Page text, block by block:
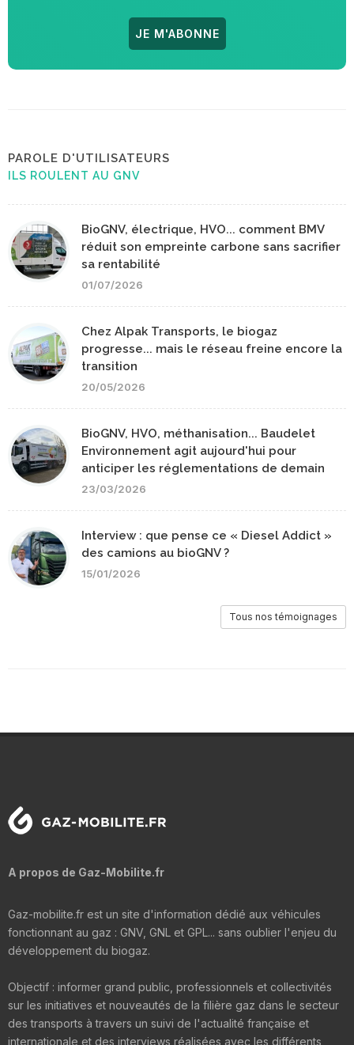
JE M'ABONNE
PAROLE D'UTILISATEURS
ILS ROULENT AU GNV
BioGNV, électrique, HVO... comment BMV
réduit son empreinte carbone sans sacrifier
sa rentabilité
01/07/2026
Chez Alpak Transports, le biogaz
progresse... mais le réseau freine encore la
transition
20/05/2026
BioGNV, HVO, méthanisation... Baudelet
Environnement agit aujourd'hui pour
anticiper les réglementations de demain
23/03/2026
Interview : que pense ce « Diesel Addict »
des camions au bioGNV ?
15/01/2026
Tous nos témoignages
A propos de Gaz-Mobilite.fr
Gaz-mobilite.fr est un site d'information dédié aux véhicules
fonctionnant au gaz : GNV, GNL et GPL... sans oublier l'enjeu du
développement du biogaz.
Objectif : informer grand public, professionnels et collectivités
sur les initiatives et nouveautés de la filière gaz dans le secteur
des transports à travers un suivi de l'actualité française et
internationale et des interviews réalisées avec les différents